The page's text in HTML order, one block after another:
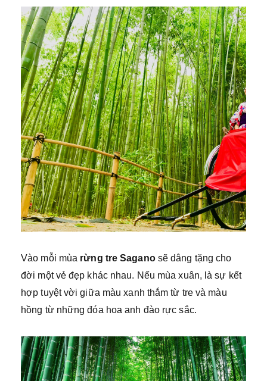
Vào mỗi mùa rừng tre Saganosẽ dâng tặng cho
đời một vẻ đẹp khác nhau. Nếu mùa xuân, là sự kết
hợp tuyệt vời giữa màu xanh thắm từ tre và màu
hồng từ những đóa hoa anh đào rực sắc.